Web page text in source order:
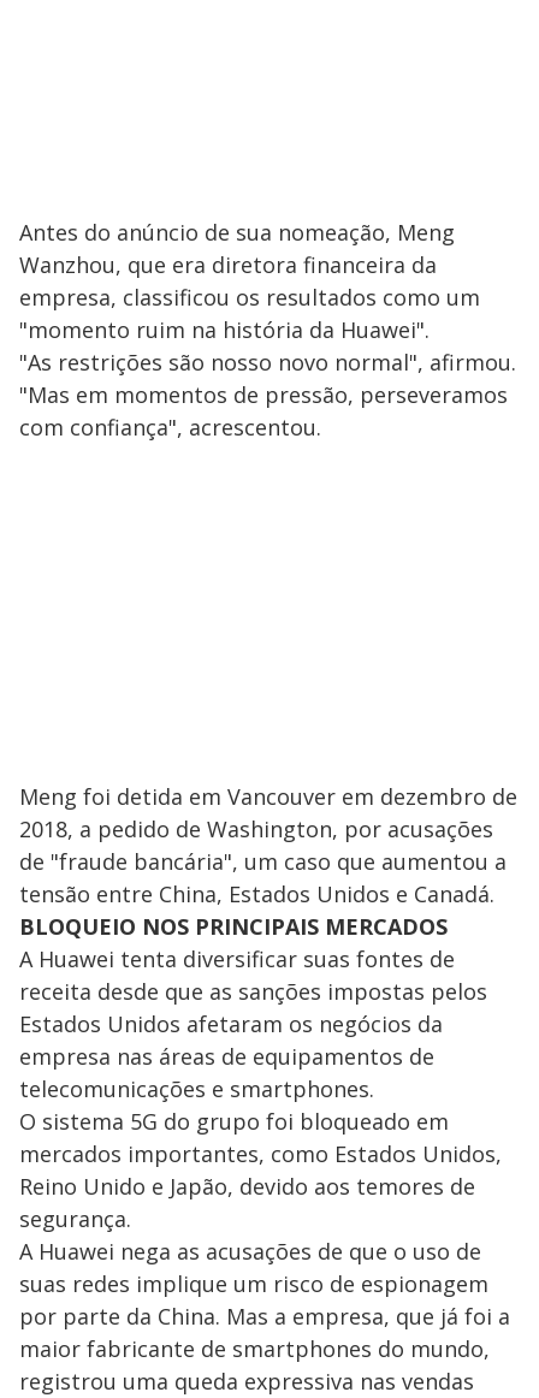
Antes do anúncio de sua nomeação, Meng
Wanzhou, que era diretora financeira da
empresa, classificou os resultados como um
"momento ruim na história da Huawei".
"As restrições são nosso novo normal", afirmou.
"Mas em momentos de pressão, perseveramos
com confiança", acrescentou.
Meng foi detida em Vancouver em dezembro de
2018, a pedido de Washington, por acusações
de "fraude bancária", um caso que aumentou a
tensão entre China, Estados Unidos e Canadá.
BLOQUEIO NOS PRINCIPAIS MERCADOS
A Huawei tenta diversificar suas fontes de
receita desde que as sanções impostas pelos
Estados Unidos afetaram os negócios da
empresa nas áreas de equipamentos de
telecomunicações e smartphones.
O sistema 5G do grupo foi bloqueado em
mercados importantes, como Estados Unidos,
Reino Unido e Japão, devido aos temores de
segurança.
A Huawei nega as acusações de que o uso de
suas redes implique um risco de espionagem
por parte da China. Mas a empresa, que já foi a
maior fabricante de smartphones do mundo,
registrou uma queda expressiva nas vendas